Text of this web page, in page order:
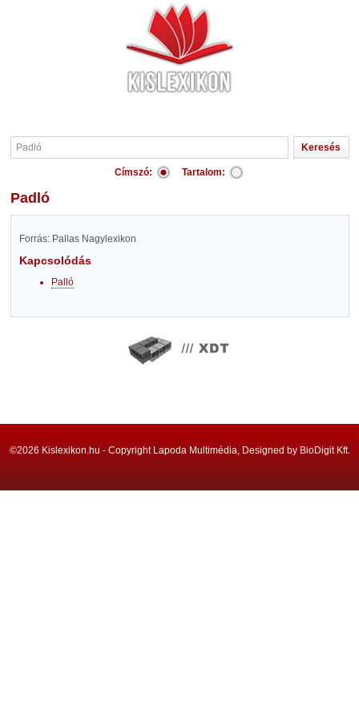
Címszó: Tartalom:
Padló
Forrás: Pallas Nagylexikon
Kapcsolódás
Palló
©2026 Kislexikon.hu - Copyright Lapoda Multimédia, Designed by BioDigit Kft.